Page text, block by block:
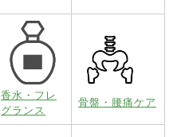
香水・フレ
グランス
骨盤・腰痛ケア